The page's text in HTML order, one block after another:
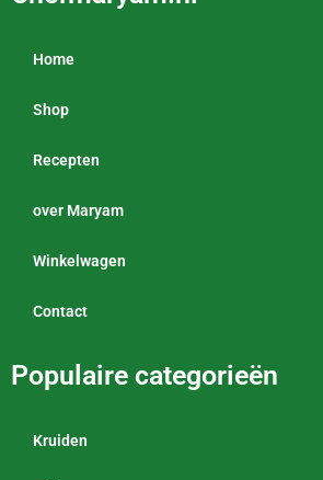
Home
Shop
Recepten
over Maryam
Winkelwagen
Contact
Populaire categorieën
Kruiden